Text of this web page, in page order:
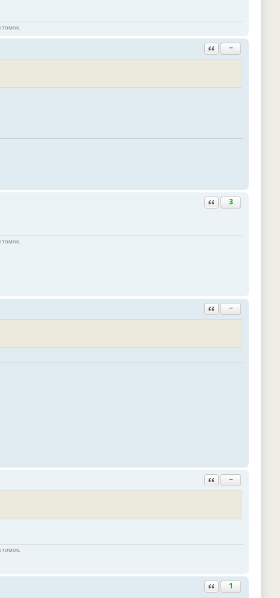
Ответить с цитатой
−
Ответить с цитатой
3
Ответить с цитатой
−
Ответить с цитатой
−
Ответить с цитатой
1